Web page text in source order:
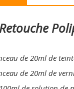
de 20ml de
de 20ml de